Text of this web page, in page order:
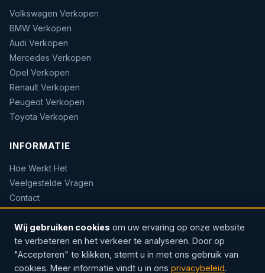
Volkswagen Verkopen
BMW Verkopen
Audi Verkopen
Mercedes Verkopen
Opel Verkopen
Renault Verkopen
Peugeot Verkopen
Toyota Verkopen
INFORMATIE
Hoe Werkt Het
Veelgestelde Vragen
Contact
© 2026 AUTOWOW — Erkend handelaar · Sinds 2004 · Rozenlaan
Wij gebruiken cookies om uw ervaring op onze website
te verbeteren en het verkeer te analyseren. Door op
"Accepteren" te klikken, stemt u in met ons gebruik van
cookies. Meer informatie vindt u in ons privacybeleid.